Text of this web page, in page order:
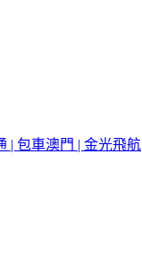
| 包車澳門 | 金光飛航